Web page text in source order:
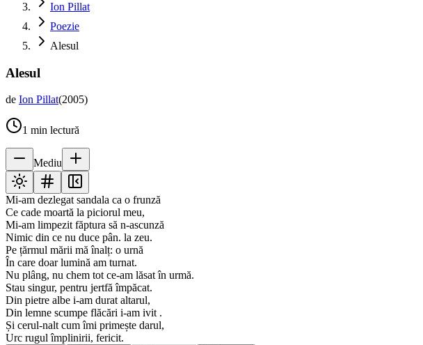
Ion Pillat
Poezie
Alesul
Alesul
de Ion Pillat(2005)
1 min lectură
Mediu
Mi-am dezlegat sandala ca o frunză
Ce cade moartă la piciorul meu,
Mi-am limpezit făptura să n-ascunză
Nimic din ce nu duce pân. la zeu.
Pe țărmul mării mă înalț: o urnă
În care doar lumină am turnat.
Nu plâng, nu chem tot ce-am lăsat în urmă.
Stau singur, pentru jertfă împăcat.
Din pietre albe i-am durat altarul,
Din lemne scumpe flăcări i-am ivit .
Și cerul-nalt cum îmi primește darul,
Urc rugul împlinirii, fericit.